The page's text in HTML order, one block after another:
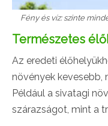
Fény és víz: szinte
Természetes
Az eredeti
növények kevesebb,
Például a sivatagi
szárazságot, mint a